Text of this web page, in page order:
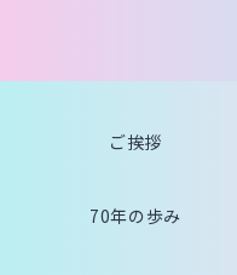
ご挨拶
70年の歩み